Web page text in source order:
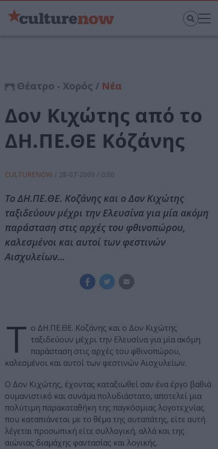
Θέατρο - Χορός / Νέα
Δον Κιχώτης από το
ΔΗ.ΠΕ.ΘΕ Κόζάνης
CULTURENOW / 28-07-2009 / 0:00
Το ΔΗ.ΠΕ.ΘΕ. Κοζάνης και ο Δον Κιχώτης
ταξιδεύουν μέχρι την Ελευσίνα για μία ακόμη
παράσταση στις αρχές του φθινοπώρου,
καλεσμένοι και αυτοί των φεστινών
Αισχυλείων…
Τ ο ΔΗ.ΠΕ.ΘΕ. Κοζάνης και ο Δον Κιχώτης
ταξιδεύουν μέχρι την Ελευσίνα για μία ακόμη
παράσταση στις αρχές του φθινοπώρου,
καλεσμένοι και αυτοί των φεστινών Αισχυλείων.
O Δον Κιχώτης, έχοντας καταξιωθεί σαν ένα έργο βαθιά
ουμανιστικό και συνάμα πολυδιάστατο, αποτελεί μια
πολύτιμη παρακαταθήκη της παγκόσμιας λογοτεχνίας
που καταπιάνεται με το θέμα της αυταπάτης, είτε αυτή
λέγεται προσωπική είτε συλλογική, αλλά και της
αιώνιας διαμάχης φαντασίας και λογικής.